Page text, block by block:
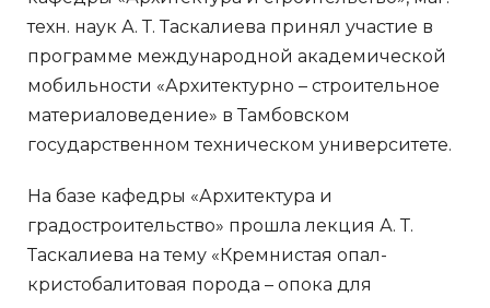
техн. наук А. Т. Таскалиева принял участие в
программе международной академической
мобильности «Архитектурно – строительное
материаловедение» в Тамбовском
государственном техническом университете.
На базе кафедры «Архитектура и
градостроительство» прошла лекция А. Т.
Таскалиева на тему «Кремнистая опал-
кристобалитовая порода – опока для